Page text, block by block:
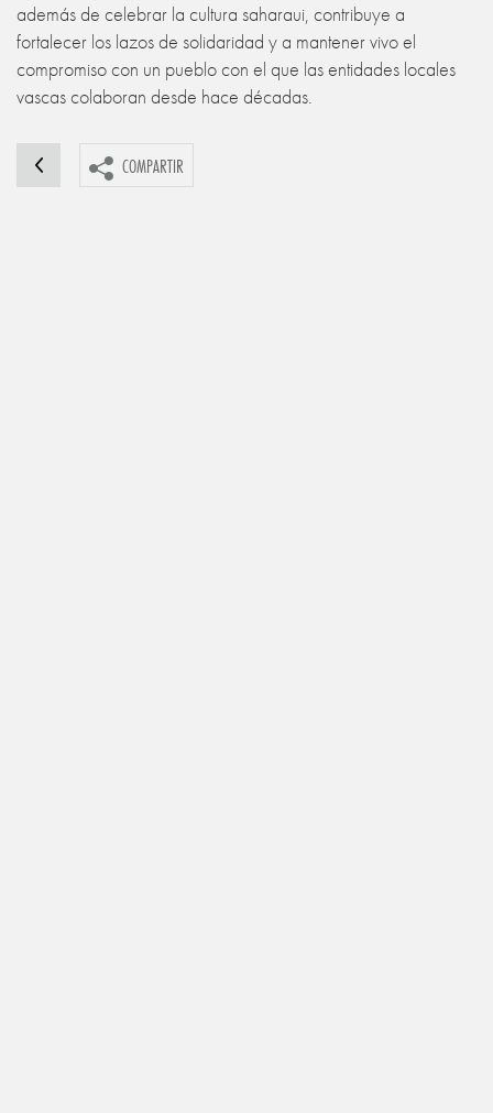
además de celebrar la cultura saharaui, contribuye a
fortalecer los lazos de solidaridad y a mantener vivo el
compromiso con un pueblo con el que las entidades locales
vascas colaboran desde hace décadas.
COMPARTIR